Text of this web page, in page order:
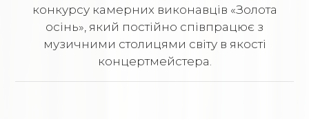
конкурсу камерних виконавців «Золота
осінь», який постійно співпрацює з
музичними столицями світу в якості
концертмейстера.